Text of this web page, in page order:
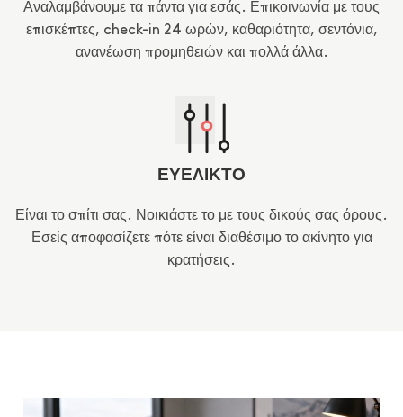
Αναλαμβάνουμε τα πάντα για εσάς. Επικοινωνία με τους
επισκέπτες, check-in 24 ωρών, καθαριότητα, σεντόνια,
ανανέωση προμηθειών και πολλά άλλα.
ΕΥΕΛΙΚΤΟ
Είναι το σπίτι σας. Νοικιάστε το με τους δικούς σας όρους.
Εσείς αποφασίζετε πότε είναι διαθέσιμο το ακίνητο για
κρατήσεις.